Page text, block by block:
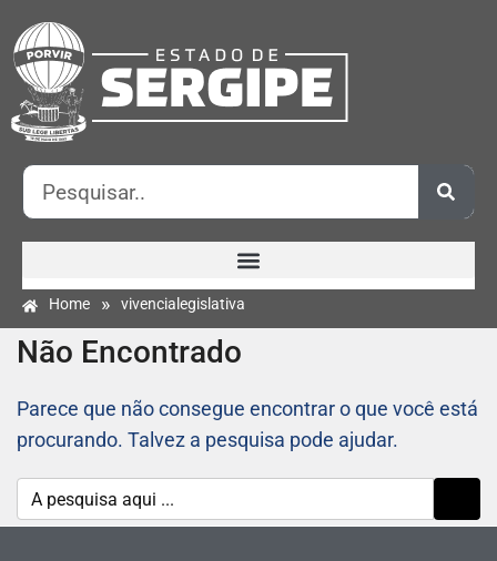
Home » vivencialegislativa
Não Encontrado
Parece que não consegue encontrar o que você está
procurando. Talvez a pesquisa pode ajudar.